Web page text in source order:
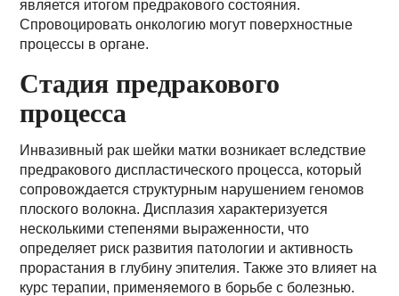
является итогом предракового состояния.
Спровоцировать онкологию могут поверхностные
процессы в органе.
Стадия предракового
процесса
Инвазивный рак шейки матки возникает вследствие
предракового диспластического процесса, который
сопровождается структурным нарушением геномов
плоского волокна. Дисплазия характеризуется
несколькими степенями выраженности, что
определяет риск развития патологии и активность
прорастания в глубину эпителия. Также это влияет на
курс терапии, применяемого в борьбе с болезнью.